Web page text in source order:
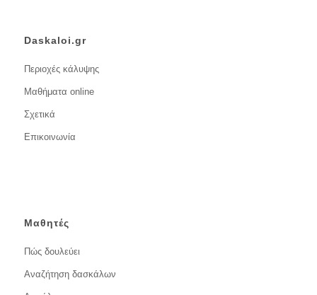
Daskaloi.gr
Περιοχές κάλυψης
Μαθήματα online
Σχετικά
Επικοινωνία
Μαθητές
Πώς δουλεύει
Αναζήτηση δασκάλων